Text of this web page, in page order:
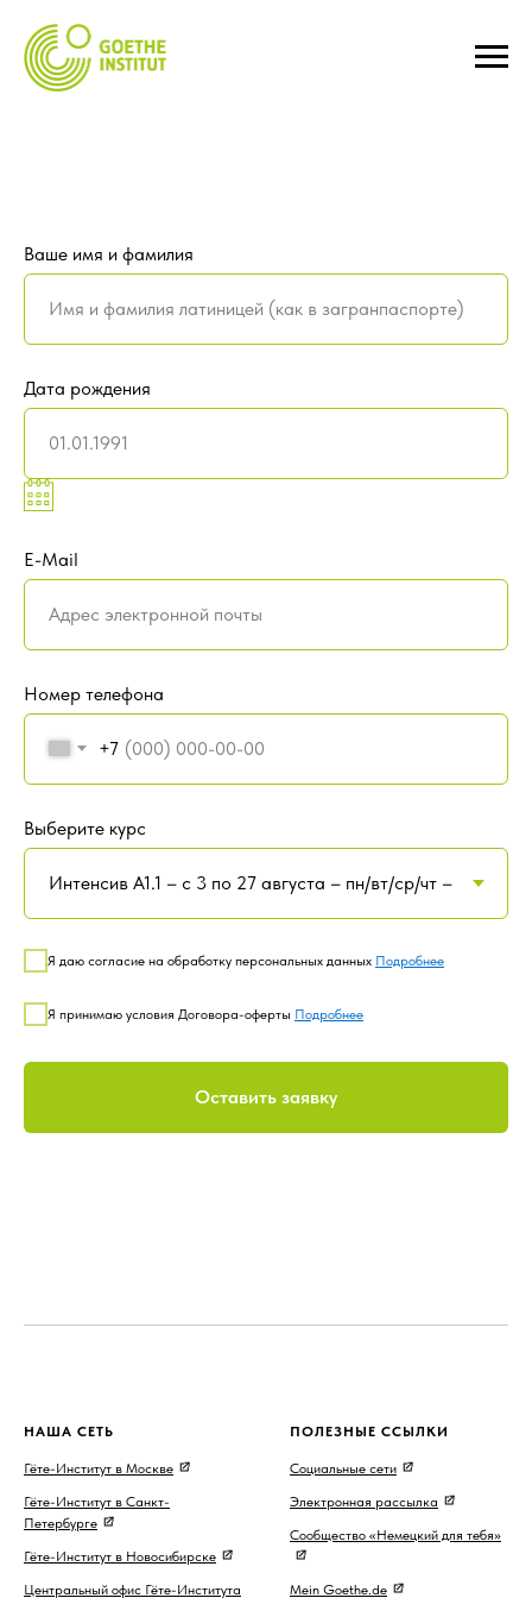
Ваше имя и фамилия
Дата рождения
E-Mail
Номер телефона
+7
Выберите курс
Я даю согласие на обработку персональных данных Подробнее
Я принимаю условия Договора-оферты Подробнее
Оставить заявку
НАША СЕТЬ
Гёте-Институт в Москве
Гёте-Институт в Санкт-
Петербурге
Гёте-Институт в Новосибирске
Центральный офис Гёте-Института
ПОЛЕЗНЫЕ ССЫЛКИ
Социальные сети
Электронная рассылка
Сообщество «Немецкий для тебя»
Mein Goethe.de